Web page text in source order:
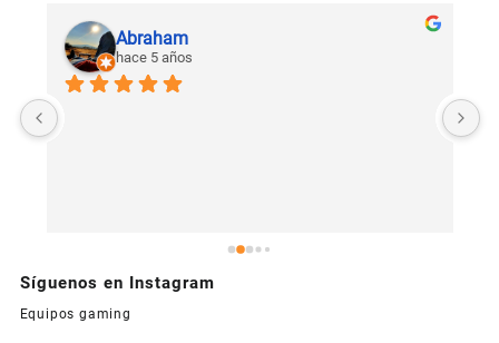
Abraham
hace 5 años
Síguenos en Instagram
Equipos gaming